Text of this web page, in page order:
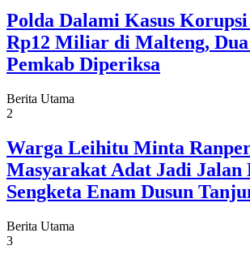
Polda Dalami Kasus
Rp12 Miliar di Malteng,
Pemkab Diperiksa
Berita Utama
2
Warga Leihitu Minta
Masyarakat Adat Jadi Jalan
Sengketa Enam Dusun
Berita Utama
3